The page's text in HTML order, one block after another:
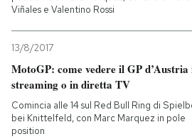
Viñales e Valentino Rossi
13/8/2017
MotoGP: come vedere il GP d’Austria
streaming o in diretta TV
Comincia alle 14 sul Red Bull Ring di
bei Knittelfeld, con Marc Marquez in pole
position